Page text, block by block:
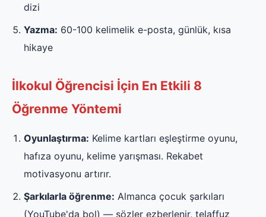
dizi
Yazma: 60-100 kelimelik e-posta, günlük, kısa
hikaye
İlkokul Öğrencisi İçin En Etkili 8
Öğrenme Yöntemi
Oyunlaştırma: Kelime kartları eşleştirme oyunu,
hafıza oyunu, kelime yarışması. Rekabet
motivasyonu artırır.
Şarkılarla öğrenme: Almanca çocuk şarkıları
(YouTube'da bol) — sözler ezberlenir, telaffuz